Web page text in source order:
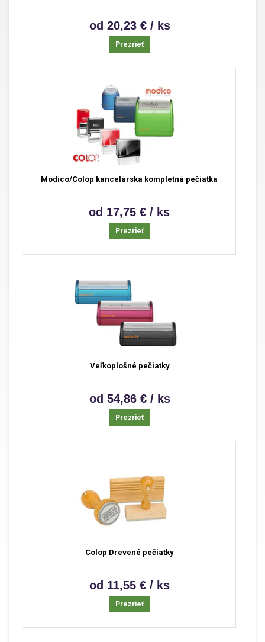
od 20,23 € / ks
Prezrieť
Modico/Colop kancelárska kompletná pečiatka
od 17,75 € / ks
Prezrieť
Veľkoplošné pečiatky
od 54,86 € / ks
Prezrieť
Colop Drevené pečiatky
od 11,55 € / ks
Prezrieť